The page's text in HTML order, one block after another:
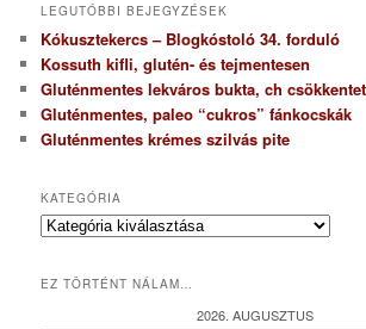
LEGUTÓBBI BEJEGYZÉSEK
Kókusztekercs – Blogkóstoló 34. forduló
Kossuth kifli, glutén- és tejmentesen
Gluténmentes lekváros bukta, ch
Gluténmentes, paleo “cukros” fánkocskák
Gluténmentes krémes szilvás pite
KATEGÓRIA
K
e
EZ TÖRTÉNT NÁLAM…
2026. AUGUSZTUS